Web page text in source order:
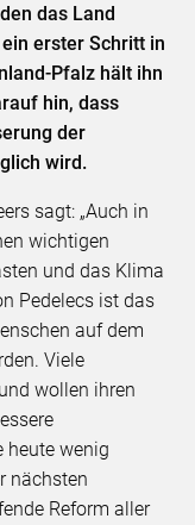
das Land
erster Schritt in
Pfalz hält ihn
hin, dass
der
wird.
sagt: „Auch in
wichtigen
und das Klima
Pedelecs ist das
auf dem
Viele
wollen ihren
heute wenig
nächsten
Reform aller